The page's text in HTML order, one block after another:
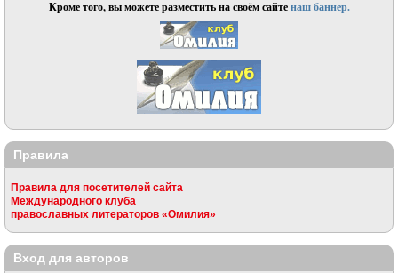
Кроме того, вы можете разместить на своём сайтенаш баннер.
Правила
Правила для посетителей сайта
Международного клуба
православных литераторов «Омилия»
Вход для авторов